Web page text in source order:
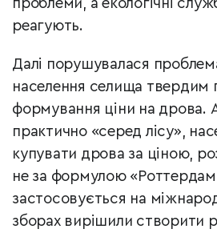
проблеми, а екологічні
реагують.
Далі порушувалася
населення селища твердим
формування ціни на дрова.
практично «серед лісу»,
купувати дрова за ціною,
не за формулою
застосовується на
зборах вирішили створити